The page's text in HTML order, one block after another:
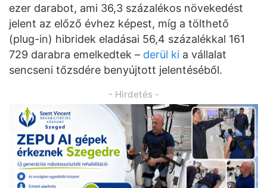
ezer darabot, ami 36,3 százalékos növekedést
jelent az előző évhez képest, míg a tölthető
(plug-in) hibridek eladásai 56,4 százalékkal 161
729 darabra emelkedtek – derül ki a vállalat
sencseni tőzsdére benyújtott jelentéséből.
- Hirdetés -